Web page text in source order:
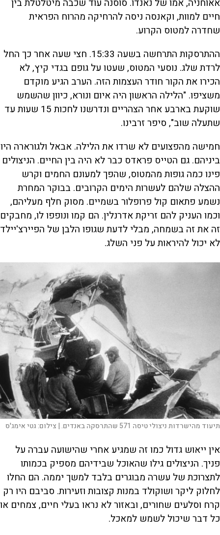
אאוחניה, אמו של נאנדו. סוסנה עוד שכבה מיטלטלת בין
חיים למוות, וקאנסה ניסה להרחיקה מהרוח הפראית
שחדרה למטוס הקרוע.
ההתרסקות התרחשה בשעה 15:33. חצי שעה אחר כך החל
לרדת שלג. נוסעי המטוס, שעטו על גופם בגדי קיץ, לא
הכירו את הקור חודר העצמות הזה. הערב הגיע מוקדם
משציפו. "הלילה הראשון היה איום ונורא, כיוון שהשמש
שוקעת בארבע אחר הצהריים ונדרשנו לחכות 15 שעות עד
שתעלה שוב", סיפר זרבינו.
חמישה מהפצועים לא שרדו את הלילה. אבאל ולגורארה היו
ביניהם. גם הטייס פראדס כבר לא היה בין החיים. הניצולים
פינו כמה גופות מהמטוס, שהפך למעונם החמים וקרש
ההצלה שלהם לעשרות הימים הקרובים. בבוקר המחרת
נשמע פתאום קול פרופלור בשמיים. מסוק חלף מעליהם,
וכמו העניק להם זריקת אדרנלין. הם קמו ונופפו לו, מחבקים
זה את זה בשמחה, מבלי לדעת שגופו הלבן של הפיירצ'יילד
לא יכול להיראות על פני השלג.
תיעוד מהישרדות ניצולי טיסה 571 שהתרסקה באנדים. | צילום:גטי אימג'ס
אין ייאוש גדול כמו זה שמגיע אחרי שהישועה עברה על
פניך. הניצולים גילו שהאוכל שבידיהם מספיק בכמותו
לתצרוכת של עשרה מבוגרים בלבד למשך יממה. הם החלו
לחלוק ליקר ושוקולד במנות קצובות וזעירות. סביבם היו רק
קרח וסלעים שחורים, ובאזור לא נראו בעלי חיים, צמחים או
כל דבר שיכול לשמש למאכל.